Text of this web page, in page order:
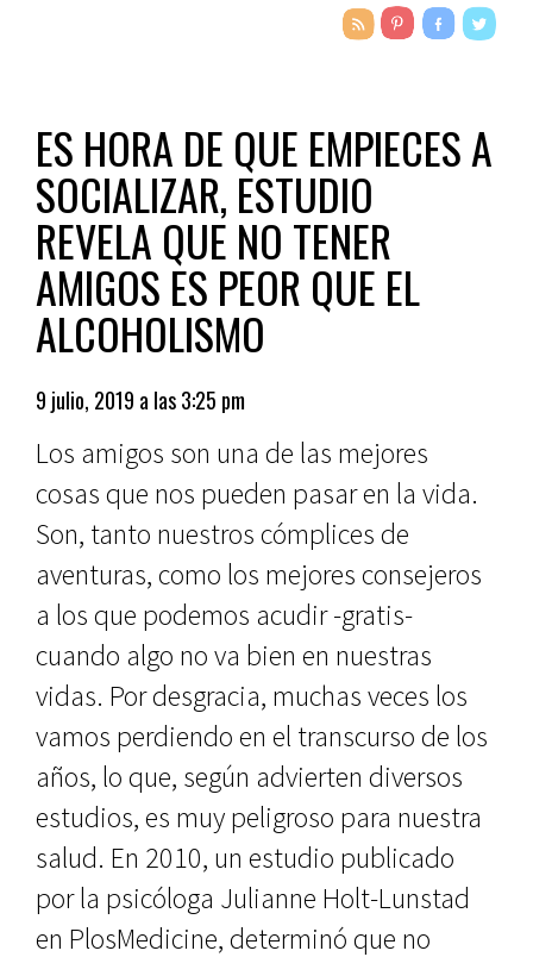
ES HORA DE QUE EMPIECES A
SOCIALIZAR, ESTUDIO
REVELA QUE NO TENER
AMIGOS ES PEOR QUE EL
ALCOHOLISMO
9 julio, 2019 a las 3:25 pm
Los amigos son una de las mejores
cosas que nos pueden pasar en la vida.
Son, tanto nuestros cómplices de
aventuras, como los mejores consejeros
a los que podemos acudir -gratis-
cuando algo no va bien en nuestras
vidas. Por desgracia, muchas veces los
vamos perdiendo en el transcurso de los
años, lo que, según advierten diversos
estudios, es muy peligroso para nuestra
salud. En 2010, un estudio publicado
por la psicóloga Julianne Holt-Lunstad
en PlosMedicine, determinó que no